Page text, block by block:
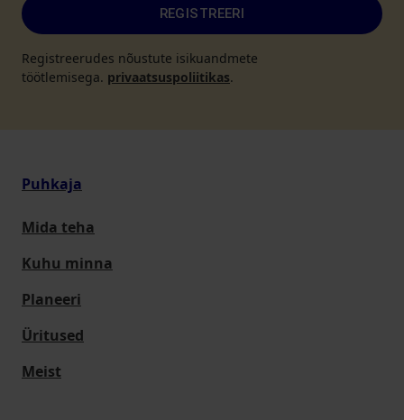
REGISTREERI
Registreerudes nõustute isikuandmete
töötlemisega. privaatsuspoliitikas.
Puhkaja
Mida teha
Kuhu minna
Planeeri
Üritused
Meist